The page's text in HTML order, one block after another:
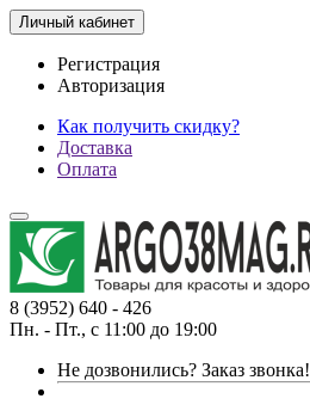
Личный кабинет
Регистрация
Авторизация
Как получить скидку?
Доставка
Оплата
8 (3952) 640 - 426
Пн. - Пт., с 11:00 до 19:00
Не дозвонились? Заказ звонка!